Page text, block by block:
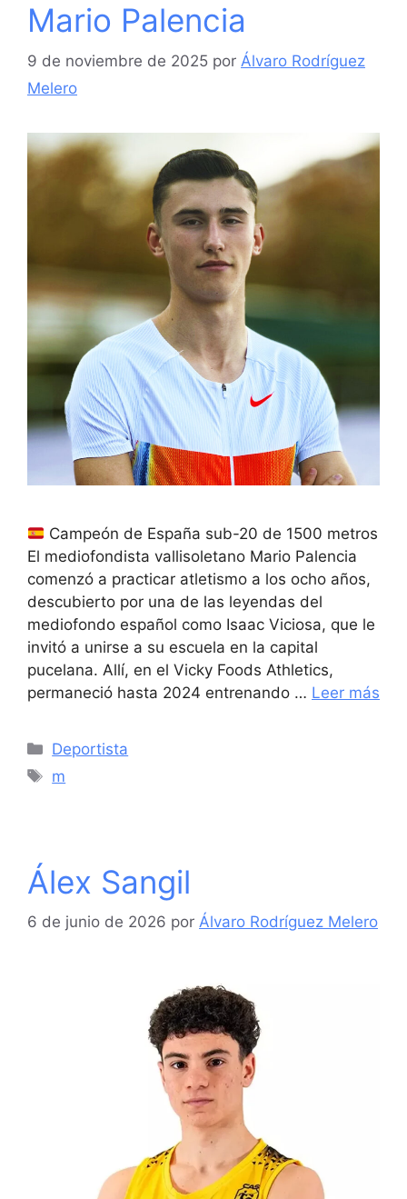
Mario Palencia
9 de noviembre de 2025 por Álvaro Rodríguez
Melero
Campeón de España sub-20 de 1500 metros
El mediofondista vallisoletano Mario Palencia
comenzó a practicar atletismo a los ocho años,
descubierto por una de las leyendas del
mediofondo español como Isaac Viciosa, que le
invitó a unirse a su escuela en la capital
pucelana. Allí, en el Vicky Foods Athletics,
permaneció hasta 2024 entrenando … Leer más
Categorías
Deportista
Etiquetas
m
Álex Sangil
6 de junio de 2026 por Álvaro Rodríguez Melero